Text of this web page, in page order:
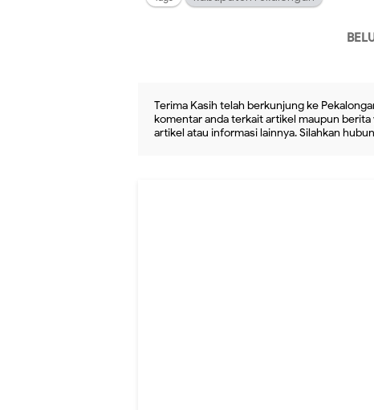
Terima Kasih telah berkunjung ke
komentar anda terkait artikel maupun berita
artikel atau informasi lainnya. Silahkan